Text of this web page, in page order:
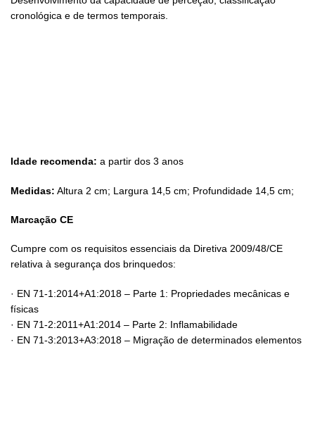
cronológica e de termos temporais.
Idade recomenda: a partir dos 3 anos
Medidas: Altura 2 cm; Largura 14,5 cm; Profundidade 14,5 cm;
Marcação CE
Cumpre com os requisitos essenciais da Diretiva 2009/48/CE
relativa à segurança dos brinquedos:
· EN 71-1:2014+A1:2018 – Parte 1: Propriedades mecânicas e
físicas
· EN 71-2:2011+A1:2014 – Parte 2: Inflamabilidade
· EN 71-3:2013+A3:2018 – Migração de determinados elementos